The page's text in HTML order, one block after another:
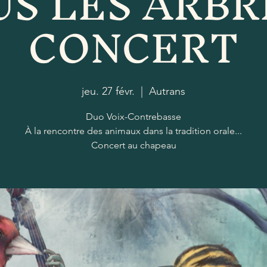
CONCERT
jeu. 27 févr. Autrans
Duo Voix-Contrebasse
À la rencontre des animaux dans la tradition orale...
Concert au chapeau